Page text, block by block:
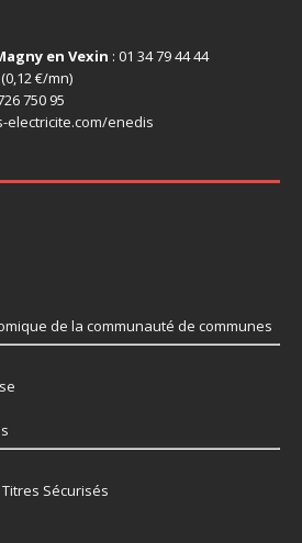
en Vexin : 01 34 79 44 44
€/mn)
750 95
electricite.com/enedis
de la communauté de communes
Sécurisés